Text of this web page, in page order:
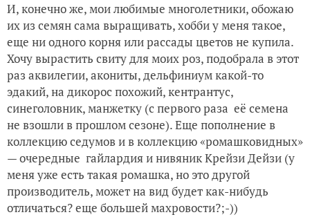
И, конечно же, мои любимые многолетники, обожаю
их из семян сама выращивать, хобби у меня такое,
еще ни одного корня или рассады цветов не купила.
Хочу вырастить свиту для моих роз, подобрала в этот
раз аквилегии, акониты, дельфиниум какой-то
эдакий, на дикорос похожий, кентрантус,
синеголовник, манжетку (с первого раза её семена
не взошли в прошлом сезоне). Еще пополнение в
коллекцию седумов и в коллекцию «ромашковидных»
— очередные гайлардия и нивяник Крейзи Дейзи (у
меня уже есть такая ромашка, но это другой
производитель, может на вид будет как-нибудь
отличаться? еще большей махровости?;-))